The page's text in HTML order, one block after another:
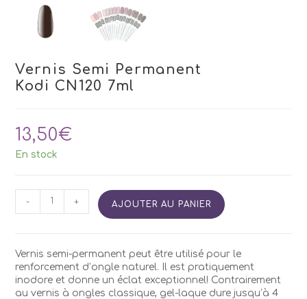
Vernis Semi Permanent
Kodi CN120 7ml
13,50€
En stock
quantité
Kodi
CN120
7ml
- + AJOUTER AU PANIER
Vernis semi-permanent peut être utilisé pour le
renforcement d’ongle naturel. Il est pratiquement
inodore et donne un éclat exceptionnel! Contrairement
au vernis à ongles classique, gel-laque dure jusqu’à 4